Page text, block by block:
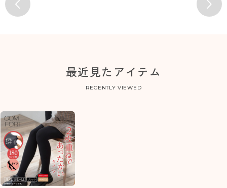
最近見たアイテム
RECENTLY VIEWED